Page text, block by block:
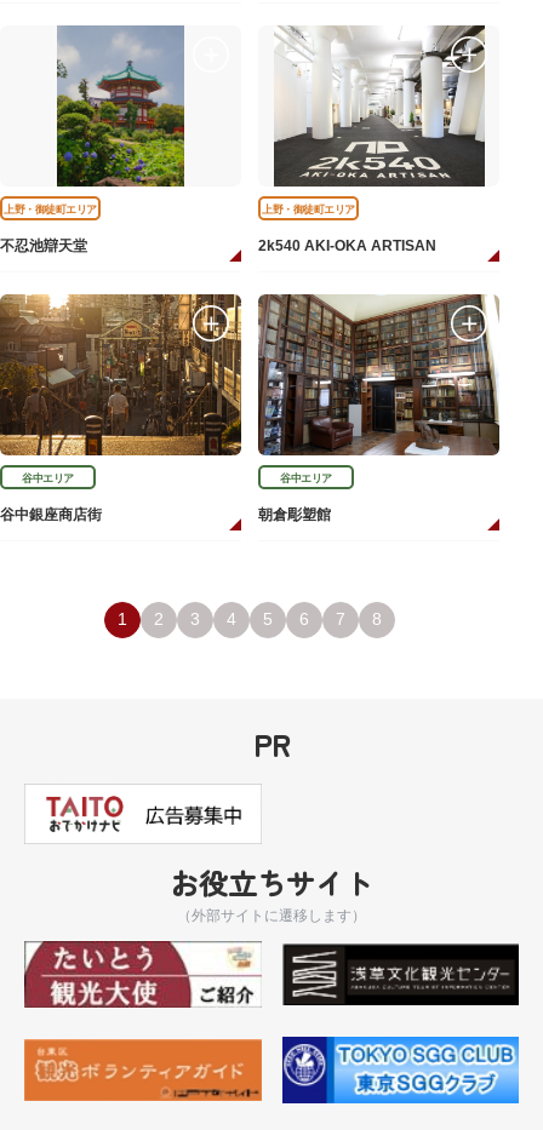
上野・御徒町エリア
不忍池辯天堂
上野・御徒町エリア
2k540 AKI-OKA ARTISAN
谷中エリア
谷中銀座商店街
谷中エリア
朝倉彫塑館
1 2 3 4 5 6 7 8
PR
お役立ちサイト
（外部サイトに遷移します）